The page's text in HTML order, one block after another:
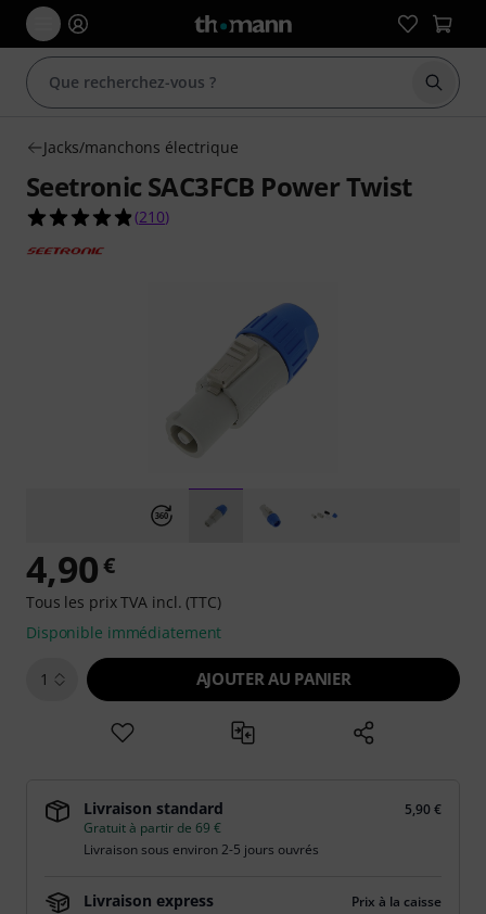
Jacks/manchons électrique
Seetronic SAC3FCB Power Twist
4.9 étoiles sur 5 d'après 210 évaluations clients
(210)
4,90€
Tous les prix TVA incl. (TTC)
Disponible immédiatement
1 AJOUTER AU PANIER
Livraison standard
5,90 €
Gratuit à partir de 69 €
Livraison sous environ 2-5 jours ouvrés
Livraison express
Prix à la caisse